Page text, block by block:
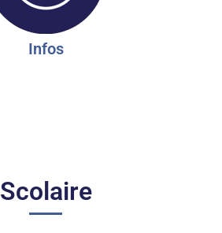
Infos
Scolaire